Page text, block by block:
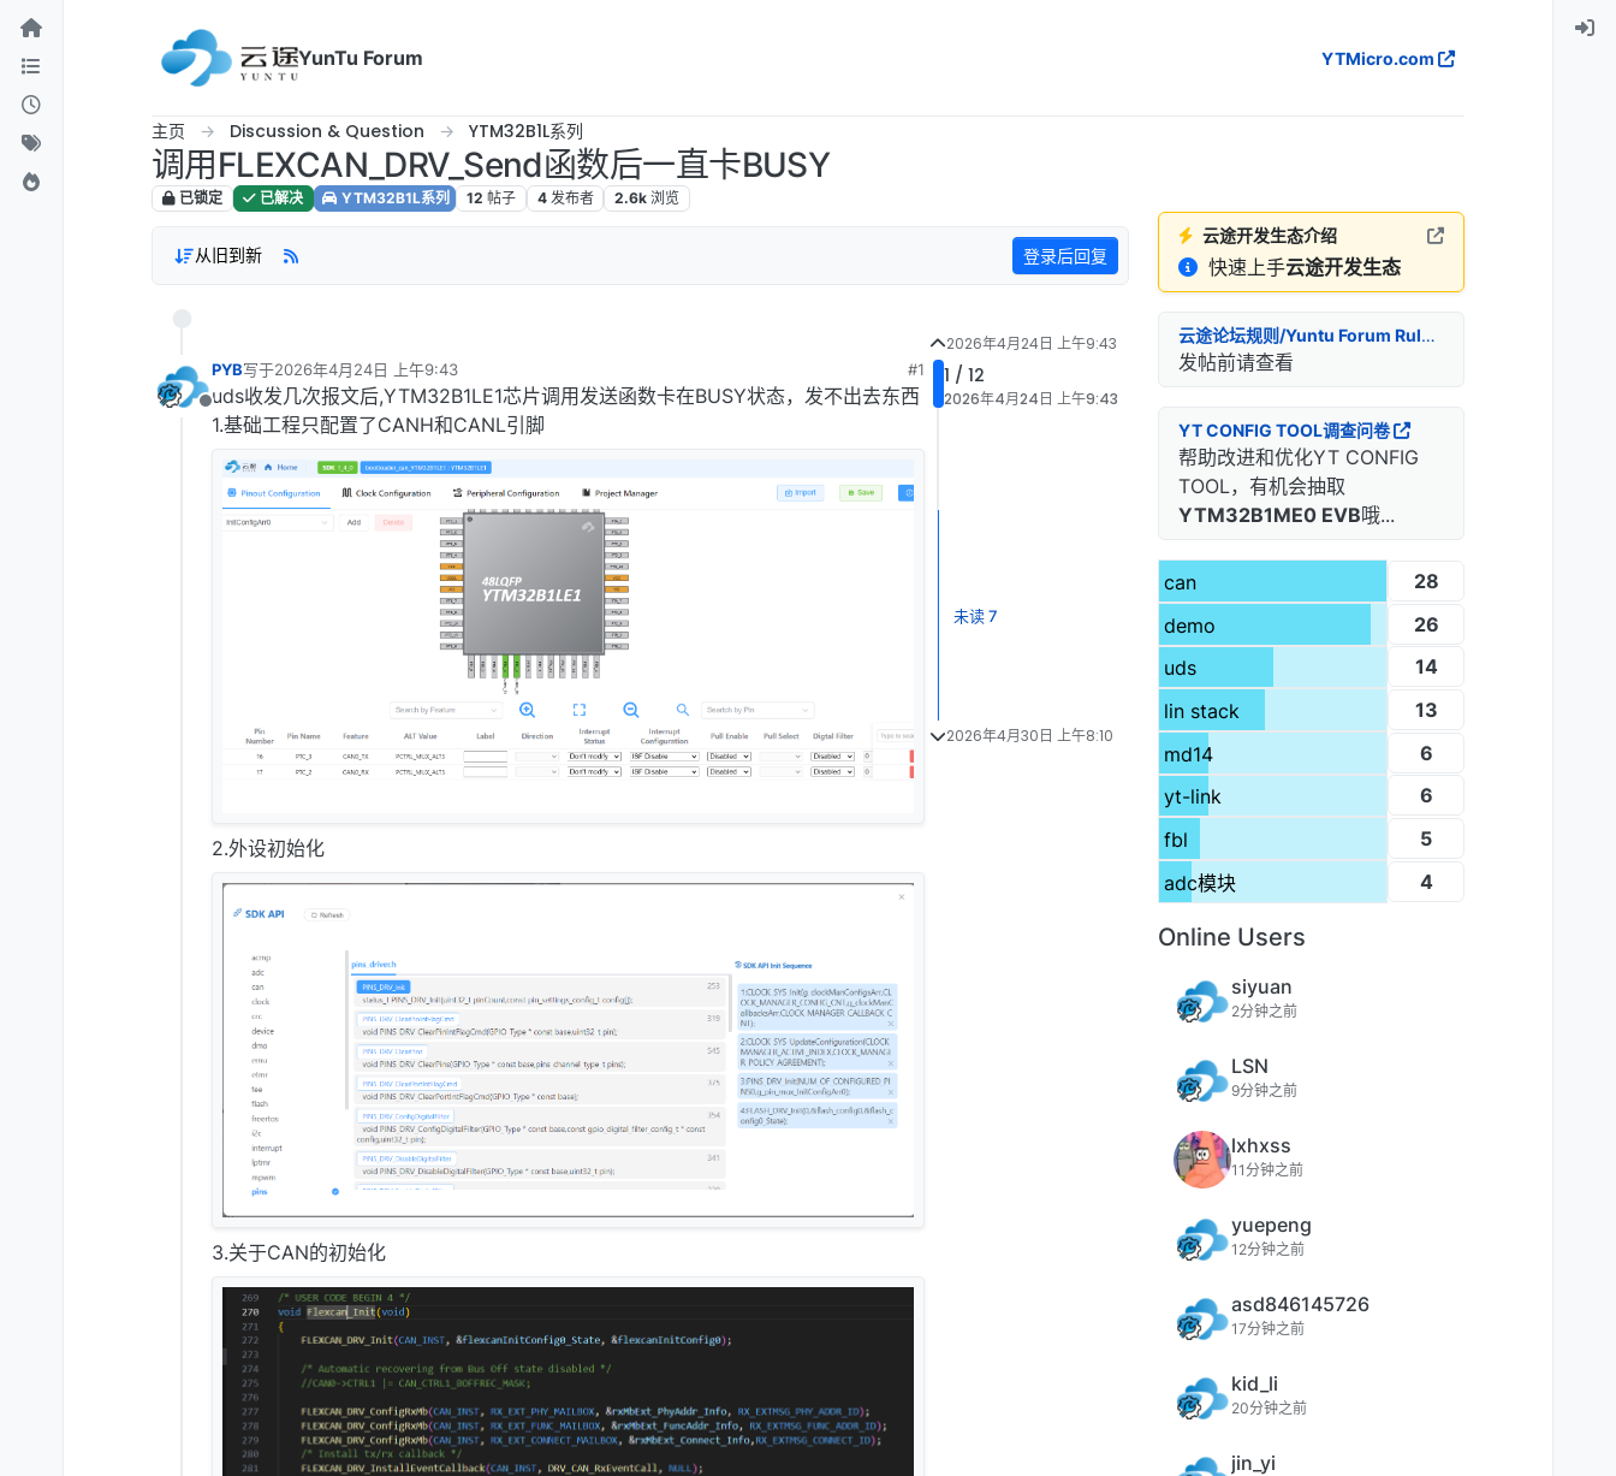
跳转至内容
YunTu Forum
YTMicro.com
主页 Discussion & Question YTM32B1L系列
调用FLEXCAN_DRV_Send函数后一直卡BUSY
已锁定 已解决 YTM32B1L系列 12 帖子 4 发布者 2.6k 浏览
从旧到新 登录后回复
离线
PYB写于2026年4月24日 上午9:43
最后由 编辑
#1
uds收发几次报文后,YTM32B1LE1芯片调用发送函数卡在BUSY状态，发不出去东西
1.基础工程只配置了CANH和CANL引脚
2.外设初始化
3.关于CAN的初始化
2026年4月24日 上午9:43
1 / 12
2026年4月24日 上午9:43
未读 7
2026年4月30日 上午8:10
云途开发生态介绍
快速上手云途开发生态
云途论坛规则/Yuntu Forum Rules
发帖前请查看
YT CONFIG TOOL调查问卷
帮助改进和优化YT CONFIG
TOOL，有机会抽取
YTM32B1ME0 EVB哦...
can
28
demo
26
uds
14
lin stack
13
md14
6
yt-link
6
fbl
5
adc模块
4
Online Users
siyuan
2分钟之前
LSN
9分钟之前
lxhxss
11分钟之前
yuepeng
12分钟之前
asd846145726
17分钟之前
kid_li
20分钟之前
jin_yi